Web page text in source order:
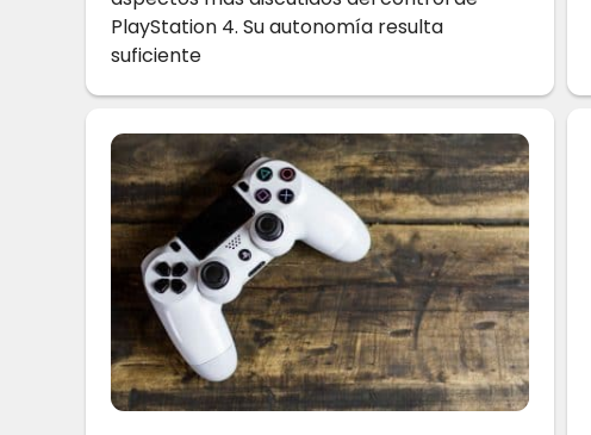
PlayStation 4. Su autonomía resulta
suficiente